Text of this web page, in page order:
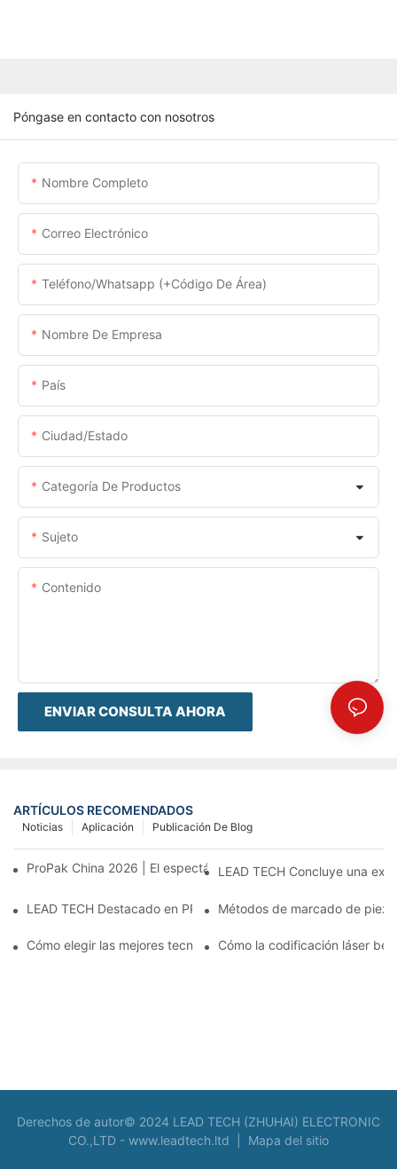
Póngase en contacto con nosotros
Nombre Completo
Correo Electrónico
Teléfono/whatsapp (+código De Área)
Nombre De Empresa
País
Ciudad/estado
Categoría De Productos
Sujeto
Contenido
ENVIAR CONSULTA AHORA
ARTÍCULOS RECOMENDADOS
Publicación De Blog
Aplicación
Noticias
ProPak China 2026 | El espectáculo termina, nuestro servicio
LEAD TECH Concluye una
LEAD TECH Destacado en PR Newswire: Presentación de
Métodos de marcado de
Cómo elegir las mejores tecnologías para la codificación y el
Cómo la codificación láser
Derechos de autor© 2024 LEAD TECH (ZHUHAI) ELECTRONIC
CO.,LTD - www.leadtech.ltd Mapa del sitio